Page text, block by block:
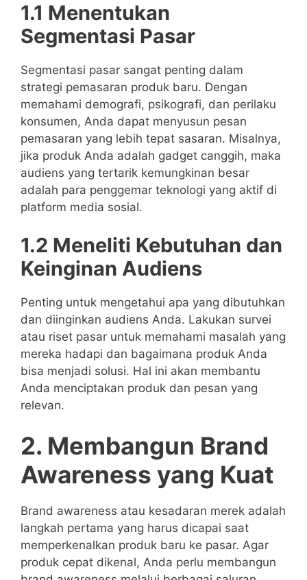
1.1 Menentukan
Segmentasi Pasar
Segmentasi pasar sangat penting dalam
strategi pemasaran produk baru. Dengan
memahami demografi, psikografi, dan perilaku
konsumen, Anda dapat menyusun pesan
pemasaran yang lebih tepat sasaran. Misalnya,
jika produk Anda adalah gadget canggih, maka
audiens yang tertarik kemungkinan besar
adalah para penggemar teknologi yang aktif di
platform media sosial.
1.2 Meneliti Kebutuhan dan
Keinginan Audiens
Penting untuk mengetahui apa yang dibutuhkan
dan diinginkan audiens Anda. Lakukan survei
atau riset pasar untuk memahami masalah yang
mereka hadapi dan bagaimana produk Anda
bisa menjadi solusi. Hal ini akan membantu
Anda menciptakan produk dan pesan yang
relevan.
2. Membangun Brand
Awareness yang Kuat
Brand awareness atau kesadaran merek adalah
langkah pertama yang harus dicapai saat
memperkenalkan produk baru ke pasar. Agar
produk cepat dikenal, Anda perlu membangun